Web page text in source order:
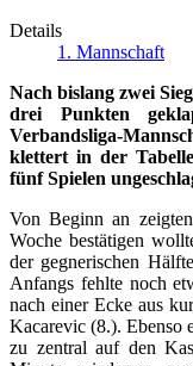
Details
1. Mannschaft
Nach bislang zwei
drei Punkten
Verbandsliga-
klettert in der
fünf Spielen
Von Beginn an
Woche bestätigen
der gegnerischen
Anfangs fehlte noch
nach einer Ecke aus
Kacarevic (8.). Ebenso
zu zentral auf den